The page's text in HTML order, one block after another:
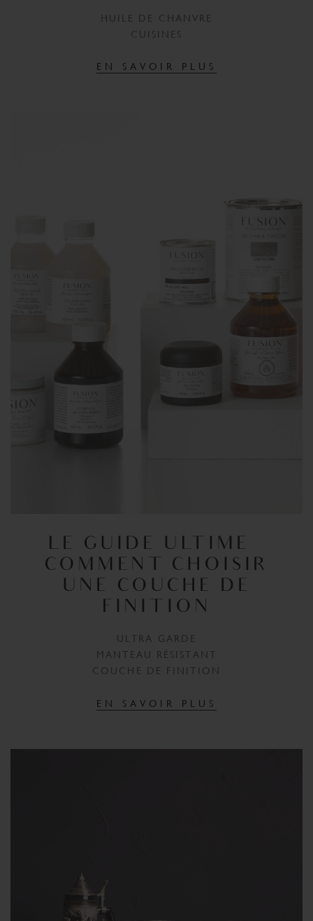
HUILE DE CHANVRE
CUISINES
EN SAVOIR PLUS
LE GUIDE ULTIME –
COMMENT CHOISIR
UNE COUCHE DE
FINITION
ULTRA GARDE
MANTEAU RÉSISTANT
COUCHE DE FINITION
EN SAVOIR PLUS